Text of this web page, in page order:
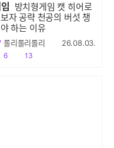
방치형게임 캣 히어로
자 공략 천공의 버섯 챙
하는 이유
롤리롤리롤리 26.08.03.
공감
6 13